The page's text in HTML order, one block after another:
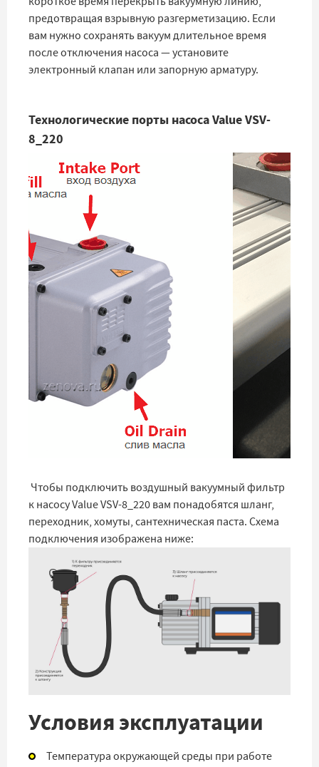
предотвращая взрывную разгерметизацию. Если
вам нужно сохранять вакуум длительное время
после отключения насоса — установите
электронный клапан или запорную арматуру.
Технологические порты насоса Value VSV-
8_220
Чтобы подключить воздушный вакуумный фильтр
к насосу Value VSV-8_220 вам понадобятся шланг,
переходник, хомуты, сантехническая паста. Схема
подключения изображена ниже:
Условия эксплуатации
Температура окружающей среды при работе